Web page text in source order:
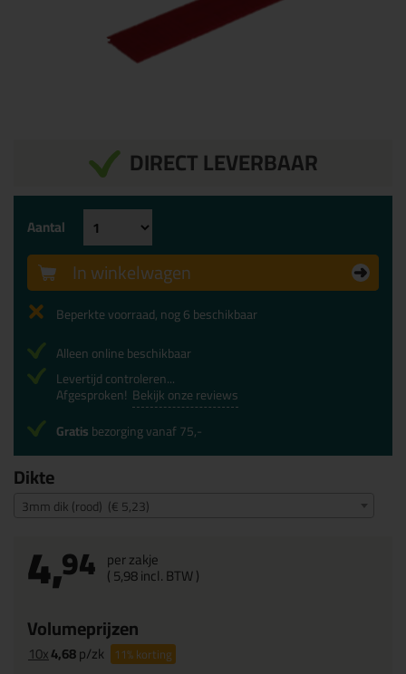
DIRECT LEVERBAAR
Dikte
3mm dik (rood) (€ 5,23)
4,94 per zakje
(5,98incl. BTW )
Volumeprijzen
10x4,68p/zk 11%korting
Aantal
In winkelwagen
Beperkte voorraad, nog 6 beschikbaar
Alleen online beschikbaar
Levertijd controleren...
Afgesproken! Bekijk onze reviews
Gratisbezorging vanaf 75,-